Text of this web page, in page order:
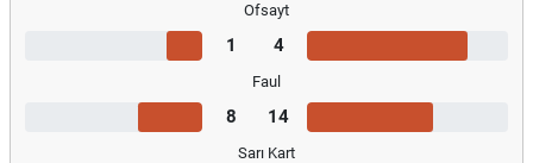
Ofsayt
1 4
Faul
8 14
Sarı Kart